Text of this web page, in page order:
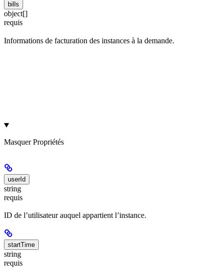
bills
object[]
requis
Informations de facturation des instances à la demande.
Masquer Propriétés
userId
string
requis
ID de l’utilisateur auquel appartient l’instance.
startTime
string
requis